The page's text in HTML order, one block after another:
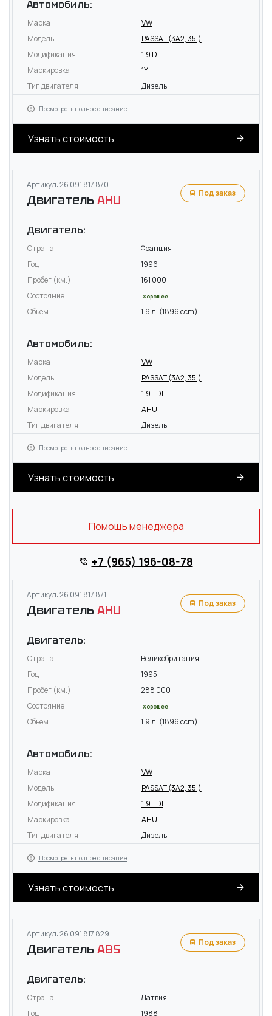
Автомобиль:
Марка
VW
Модель
PASSAT (3A2, 35I)
Модификация
1.9 D
Маркировка
1Y
Тип двигателя
Дизель
Посмотреть полное описание
Узнать стоимость
Артикул: 26 091 817 870
ДвигательAHU Под заказ
Двигатель:
Страна
Франция
Год
1996
Пробег (км.)
161 000
Состояние
Хорошее
Объём 1.9 л. (1896 ccm)
Автомобиль:
Марка
VW
Модель
PASSAT (3A2, 35I)
Модификация
1.9 TDI
Маркировка
AHU
Тип двигателя
Дизель
Посмотреть полное описание
Узнать стоимость
Помощь менеджера
+7 (965) 196-08-78
Артикул: 26 091 817 871
ДвигательAHU Под заказ
Двигатель:
Страна
Великобритания
Год
1995
Пробег (км.)
288 000
Состояние
Хорошее
Объём 1.9 л. (1896 ccm)
Автомобиль:
Марка
VW
Модель
PASSAT (3A2, 35I)
Модификация
1.9 TDI
Маркировка
AHU
Тип двигателя
Дизель
Посмотреть полное описание
Узнать стоимость
Артикул: 26 091 817 829
ДвигательABS Под заказ
Двигатель:
Страна
Латвия
Год
1988